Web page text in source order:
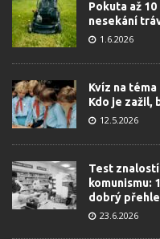
Pokuta až
nesekání
1.6.2026
Kvíz na
Kdo je zažil,
12.5.2026
Test
komunismu:
dobrý
23.6.2026